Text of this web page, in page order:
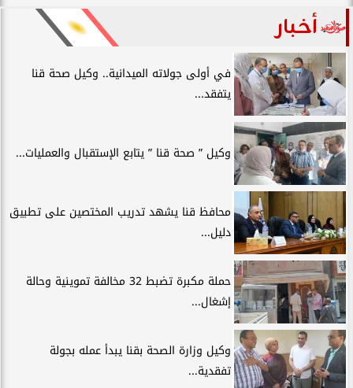
أخبار
في أولى جولاته الميدانية.. وكيل صحة قنا
يتفقد...
وكيل ” صحة قنا ” يتابع الإستقبال والعمليات...
محافظ قنا يشهد تدريب المختصين على تطبيق
دليل...
حملة مكبرة تضبط 32 مخالفة تموينية وحالة
إشغال...
وكيل وزارة الصحة بقنا يبدأ عمله بجولة
تفقدية...